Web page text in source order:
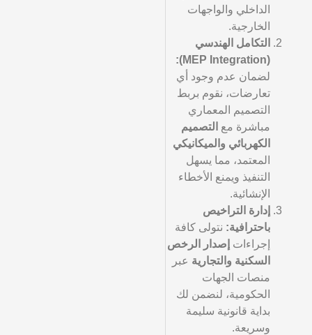
الداخلي والواجهات
الخارجية.
التكامل الهندسي
(MEP Integration):
لضمان عدم وجود أي
تعارضات، نقوم بربط
التصميم المعماري
مباشرة مع التصميم
الكهربائي والميكانيكي
المعتمد، مما يسهل
التنفيذ ويمنع الأخطاء
الإنشائية.
إدارة التراخيص
باحترافية: نتولى كافة
إجراءات إصدار الرخص
السكنية والتجارية عبر
منصات الجهات
الحكومية، لنضمن لك
بداية قانونية سليمة
وسريعة.